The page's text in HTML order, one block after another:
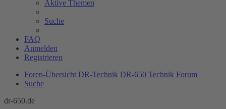
Aktive Themen
Suche
FAQ
Anmelden
Registrieren
Foren-Übersicht DR-Technik DR-650 Technik Forum
Suche
dr-650.de